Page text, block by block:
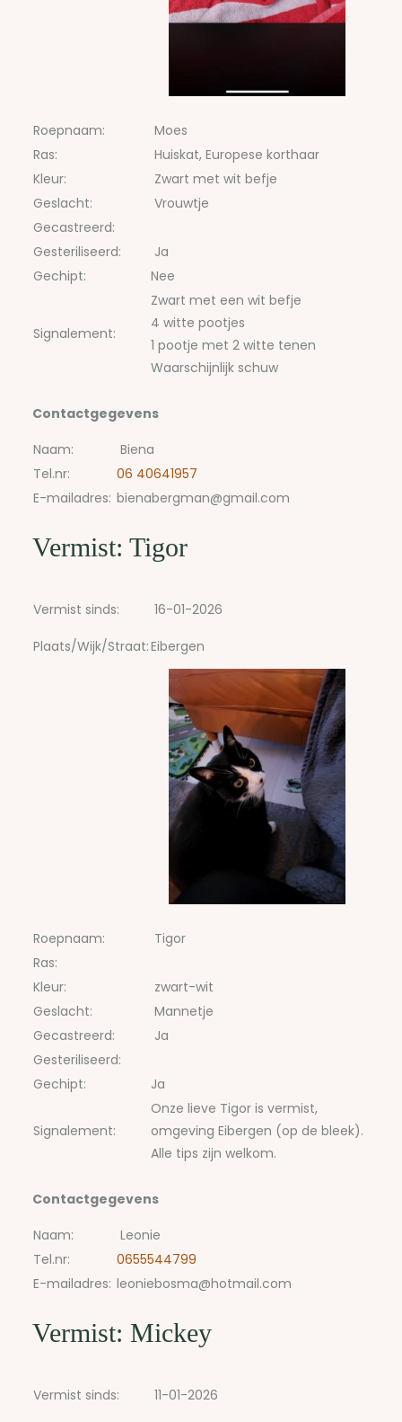
Roepnaam:
Moes
Ras:
Huiskat, Europese korthaar
Kleur:
Zwart met wit befje
Geslacht:
Vrouwtje
Gecastreerd:
Gesteriliseerd:
Ja
Gechipt:
Nee
Signalement:
Zwart met een wit befje
4 witte pootjes
1 pootje met 2 witte tenen
Waarschijnlijk schuw
Contactgegevens
Naam:
Biena
Tel.nr:
06 40641957
E-mailadres: bienabergman@gmail.com
Vermist: Tigor
Vermist sinds: 16-01-2026
Plaats/Wijk/Straat:Eibergen
Roepnaam:
Tigor
Ras:
Kleur:
zwart-wit
Geslacht:
Mannetje
Gecastreerd:
Ja
Gesteriliseerd:
Gechipt:
Ja
Signalement:
Onze lieve Tigor is vermist,
omgeving Eibergen (op de bleek).
Alle tips zijn welkom.
Contactgegevens
Naam:
Leonie
Tel.nr:
0655544799
E-mailadres: leoniebosma@hotmail.com
Vermist: Mickey
Vermist sinds: 11-01-2026